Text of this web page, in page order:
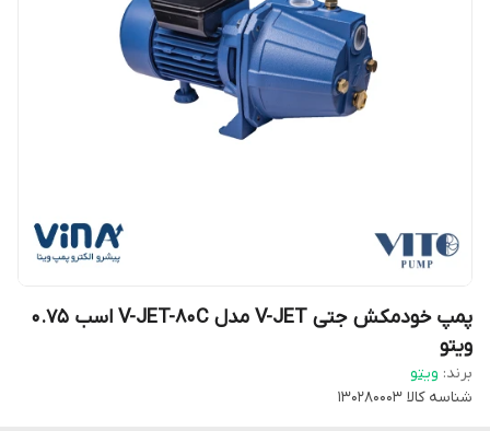
پمپ خودمکش جتی V-JET مدل V-JET-80C اسب 0.75
ویتو
برند: ویتو
شناسه کالا 130280003